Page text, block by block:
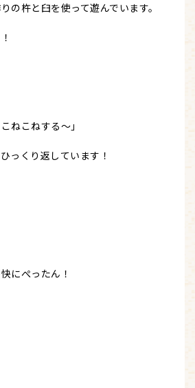
の杵と臼を使って遊んでいます。
ねこねする～」
っくり返しています！
にぺったん！